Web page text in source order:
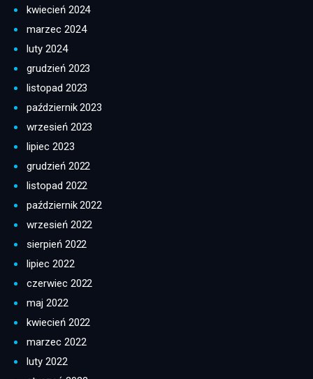
kwiecień 2024
marzec 2024
luty 2024
grudzień 2023
listopad 2023
październik 2023
wrzesień 2023
lipiec 2023
grudzień 2022
listopad 2022
październik 2022
wrzesień 2022
sierpień 2022
lipiec 2022
czerwiec 2022
maj 2022
kwiecień 2022
marzec 2022
luty 2022